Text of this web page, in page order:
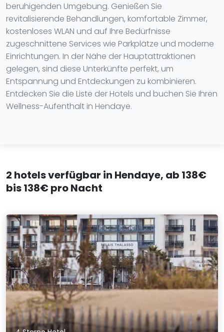
beruhigenden Umgebung. Genießen Sie
revitalisierende Behandlungen, komfortable Zimmer,
kostenloses WLAN und auf Ihre Bedürfnisse
zugeschnittene Services wie Parkplätze und moderne
Einrichtungen. In der Nähe der Hauptattraktionen
gelegen, sind diese Unterkünfte perfekt, um
Entspannung und Entdeckungen zu kombinieren.
Entdecken Sie die Liste der Hotels und buchen Sie Ihren
Wellness-Aufenthalt in Hendaye.
2 hotels verfügbar in Hendaye, ab 138€
bis 138€ pro Nacht